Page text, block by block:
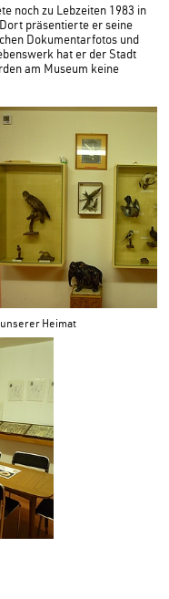
noch zu Lebzeiten 1983 in
präsentierte er seine
Dokumentarfotos und
hat er der Stadt
am Museum keine
Heimat